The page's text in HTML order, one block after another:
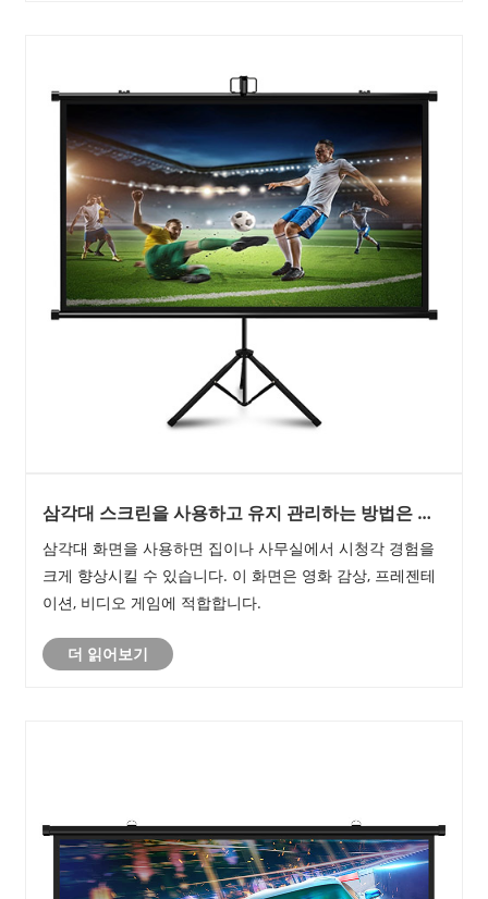
삼각대 스크린을 사용하고 유지 관리하는 방법은 무
삼각대 화면을 사용하면 집이나 사무실에서 시청각 경험을
크게 향상시킬 수 있습니다. 이 화면은 영화 감상, 프레젠테
이션, 비디오 게임에 적합합니다.
더 읽어보기